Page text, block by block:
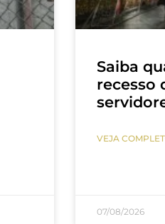
Saiba
recesso
VEJA
07/08/2026